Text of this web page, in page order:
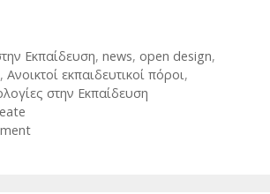
Εκπαίδευση, news, open design,
, Ανοικτοί εκπαιδευτικοί πόροι,
στην Εκπαίδευση